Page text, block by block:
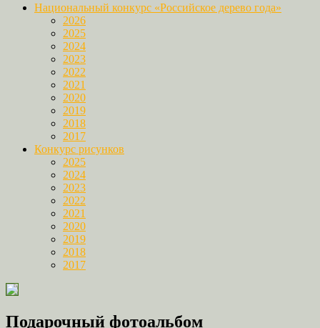
Национальный конкурс «Российское дерево года»
2026
2025
2024
2023
2022
2021
2020
2019
2018
2017
Конкурс рисунков
2025
2024
2023
2022
2021
2020
2019
2018
2017
Подарочный фотоальбом